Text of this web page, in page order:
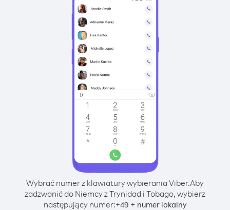
Wybrać numer z klawiatury wybierania Viber.Aby
zadzwonić do Niemcy z Trynidad i Tobago, wybierz
następujący numer:+49 + numer lokalny